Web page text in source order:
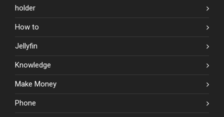
holder
How to
Jellyfin
Knowledge
Make Money
Phone